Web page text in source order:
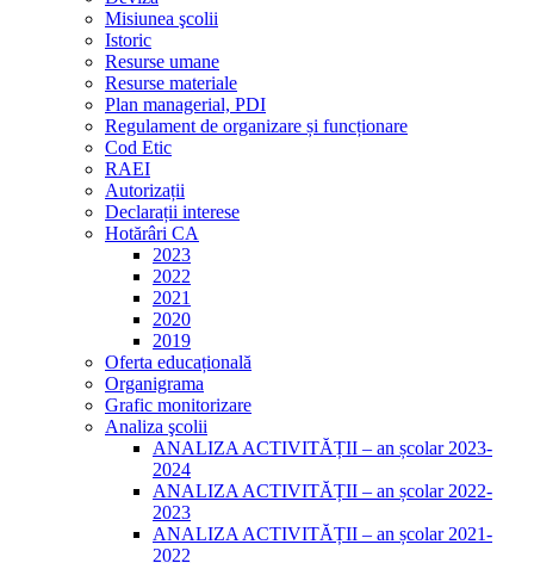
Misiunea şcolii
Istoric
Resurse umane
Resurse materiale
Plan managerial, PDI
Regulament de organizare și funcționare
Cod Etic
RAEI
Autorizații
Declarații interese
Hotărâri CA
2023
2022
2021
2020
2019
Oferta educațională
Organigrama
Grafic monitorizare
Analiza şcolii
ANALIZA ACTIVITĂȚII – an școlar 2023-
2024
ANALIZA ACTIVITĂȚII – an școlar 2022-
2023
ANALIZA ACTIVITĂȚII – an școlar 2021-
2022